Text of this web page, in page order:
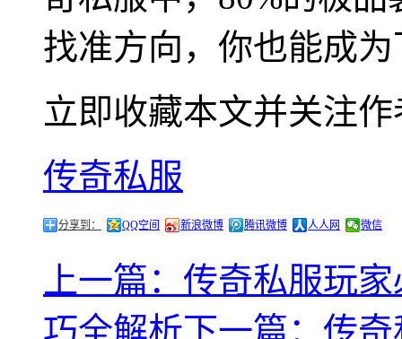
找准方向，你也能成
立即收藏本文并关注
传奇私服
分享到： QQ空间 新浪微博 腾讯微博 人人网 微信
上一篇：传奇私服玩
巧全解析下一篇：传